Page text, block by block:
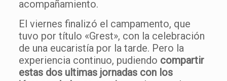
acompañamiento.
El viernes finalizó el campamento, que
tuvo por título «Grest», con la celebración
de una eucaristía por la tarde. Pero la
experiencia continuo, pudiendo compartir
estas dos ultimas jornadas con los